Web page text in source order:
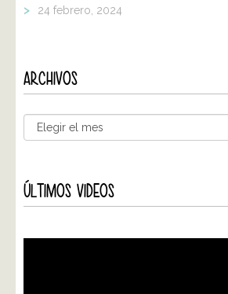
> 24 febrero, 2024
ARCHIVOS
ÚLTIMOS VIDEOS